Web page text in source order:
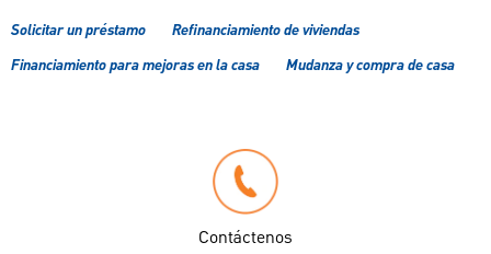
Solicitar un préstamo
Refinanciamiento de viviendas
Financiamiento para mejoras en la casa
Mudanza y compra de casa
Contáctenos